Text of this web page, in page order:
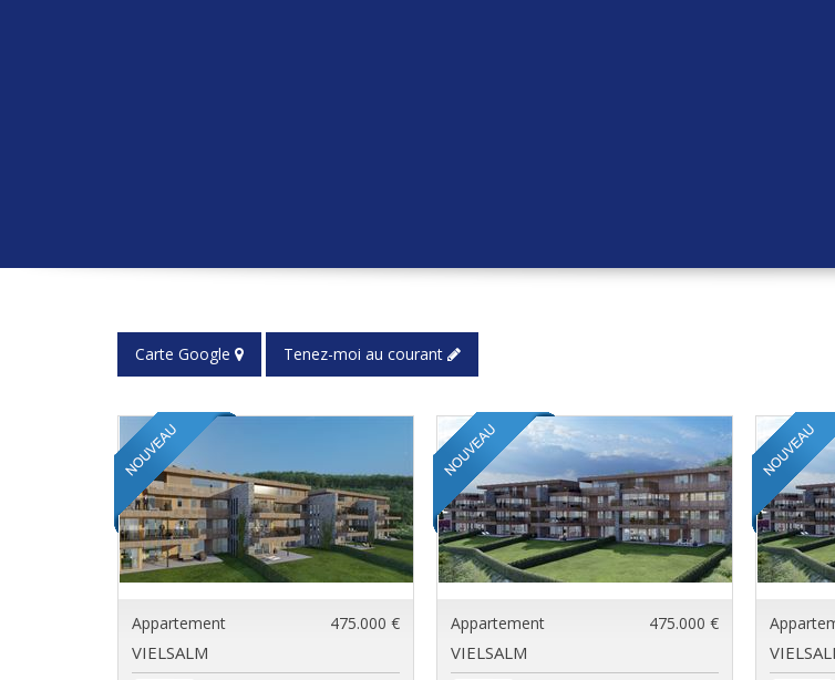
Carte Google Tenez-moi au courant
Appartement 475.000 €
VIELSALM
Appartement 475.000 €
VIELSALM